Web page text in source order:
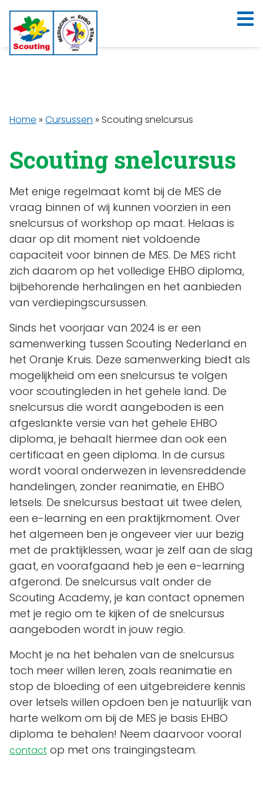
Home » Cursussen » Scouting snelcursus
Scouting snelcursus
Met enige regelmaat komt bij de MES de
vraag binnen of wij kunnen voorzien in een
snelcursus of workshop op maat. Helaas is
daar op dit moment niet voldoende
capaciteit voor binnen de MES. De MES richt
zich daarom op het volledige EHBO diploma,
bijbehorende herhalingen en het aanbieden
van verdiepingscursussen.
Sinds het voorjaar van 2024 is er een
samenwerking tussen Scouting Nederland en
het Oranje Kruis. Deze samenwerking biedt als
mogelijkheid om een snelcursus te volgen
voor scoutingleden in het gehele land. De
snelcursus die wordt aangeboden is een
afgeslankte versie van het gehele EHBO
diploma, je behaalt hiermee dan ook een
certificaat en geen diploma. In de cursus
wordt vooral onderwezen in levensreddende
handelingen, zonder reanimatie, en EHBO
letsels. De snelcursus bestaat uit twee delen,
een e-learning en een praktijkmoment. Over
het algemeen ben je ongeveer vier uur bezig
met de praktijklessen, waar je zelf aan de slag
gaat, en voorafgaand heb je een e-learning
afgerond. De snelcursus valt onder de
Scouting Academy, je kan contact opnemen
met je regio om te kijken of de snelcursus
aangeboden wordt in jouw regio.
Mocht je na het behalen van de snelcursus
toch meer willen leren, zoals reanimatie en
stop de bloeding of een uitgebreidere kennis
over letsels willen opdoen ben je natuurlijk van
harte welkom om bij de MES je basis EHBO
diploma te behalen! Neem daarvoor vooral
contact op met ons traingingsteam.